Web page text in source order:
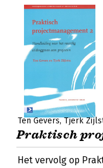
Ten Gevers Tjerk
Praktisch
Het vervolg op